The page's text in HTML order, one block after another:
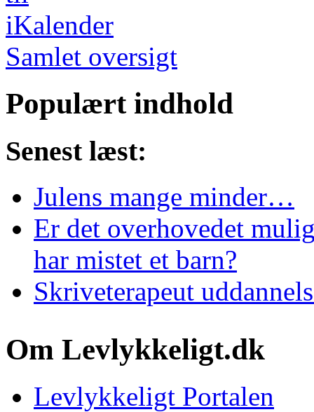
Samlet oversigt
Populært indhold
Senest læst:
Julens mange minder…
Er det overhovedet
har mistet et barn?
Skriveterapeut
Om Levlykkeligt.dk
Levlykkeligt Portalen